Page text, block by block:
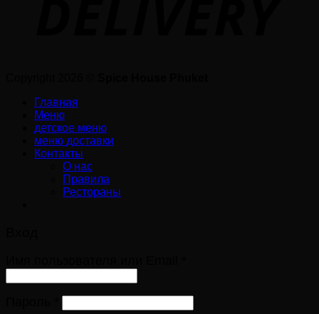
Главная
Меню
детское меню
меню доставки
Контакты
О нас
Правила
Рестораны